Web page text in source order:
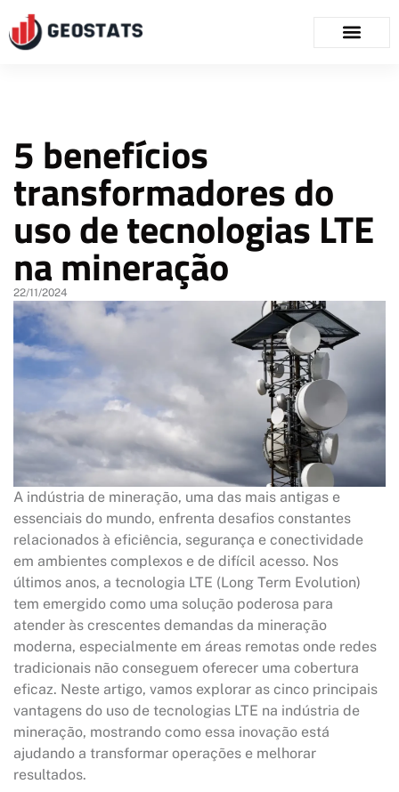
5 benefícios
transformadores do
uso de tecnologias LTE
na mineração
22/11/2024
A indústria de mineração, uma das mais antigas e
essenciais do mundo, enfrenta desafios constantes
relacionados à eficiência, segurança e conectividade
em ambientes complexos e de difícil acesso. Nos
últimos anos, a tecnologia LTE (Long Term Evolution)
tem emergido como uma solução poderosa para
atender às crescentes demandas da mineração
moderna, especialmente em áreas remotas onde redes
tradicionais não conseguem oferecer uma cobertura
eficaz. Neste artigo, vamos explorar as cinco principais
vantagens do uso de tecnologias LTE na indústria de
mineração, mostrando como essa inovação está
ajudando a transformar operações e melhorar
resultados.